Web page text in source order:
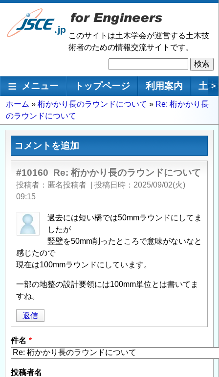
メ
ン
動
このサイトは土木学会が運営する土木技
術者のための情報交流サイトです。
索
メインナビゲーション
メニュー トップページ 利用案内 土 >
パ
ン
く
ホーム 桁かかり長のラウンドについて
Re: 桁かかり長
のラウンドについて
コメントを追加
#10160 Re: 桁かかり長のラウンドについて
投稿者 匿名投稿者 投稿日時
2025/09/02(火)
09:15
過去には短い橋では50mmラウンドにしてま
したが
竪壁を50mm削ったところで意味がないなと
感じたので
現在は100mmラウンドにしています。
一部の地整の設計要領には100mm単位とは書いてま
すね。
返信
件名
投稿者名